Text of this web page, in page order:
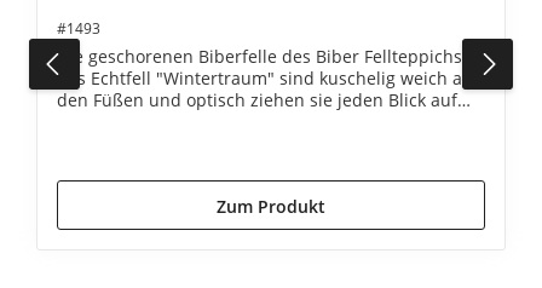
#1493
Die geschorenen Biberfelle des Biber Fellteppichs
aus Echtfell "Wintertraum" sind kuschelig weich an
den Füßen und optisch ziehen sie jeden Blick auf
Zum Produkt